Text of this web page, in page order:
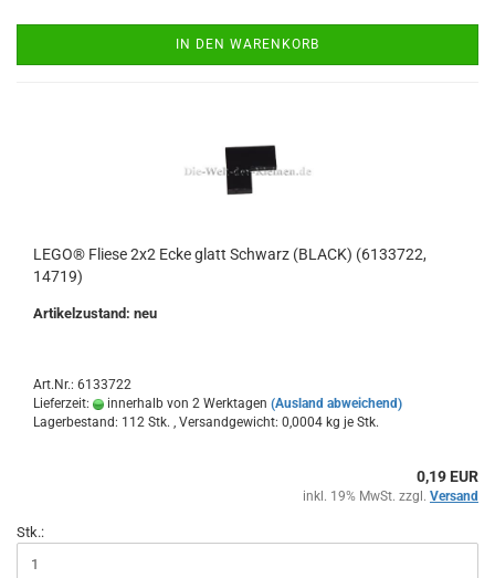
IN DEN WARENKORB
LEGO® Fliese 2x2 Ecke glatt Schwarz (BLACK) (6133722,
14719)
Artikelzustand: neu
Art.Nr.: 6133722
Lieferzeit:
innerhalb von 2 Werktagen (Ausland abweichend)
Lagerbestand: 112 Stk. , Versandgewicht: 0,0004 kg je Stk.
0,19 EUR
inkl. 19% MwSt. zzgl. Versand
Stk.: